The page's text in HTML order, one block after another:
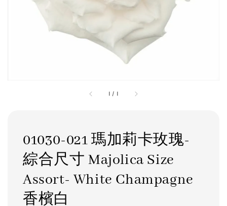
1 / 1
01030-021 瑪加莉卡玫瑰-
綜合尺寸 Majolica Size
Assort- White Champagne
香檳白